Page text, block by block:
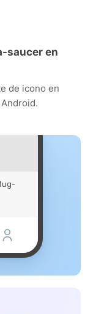
saucer en
de icono en